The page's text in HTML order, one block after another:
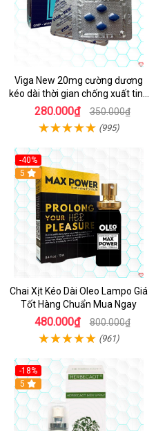
Viga New 20mg cường dương
kéo dài thời gian chống xuất tinh
hộp 4 viên
280.000₫ 350.000₫
(995)
-40%
5
Chai Xịt Kéo Dài Oleo Lampo Giá
Tốt Hàng Chuẩn Mua Ngay
480.000₫ 800.000₫
(961)
-18%
5